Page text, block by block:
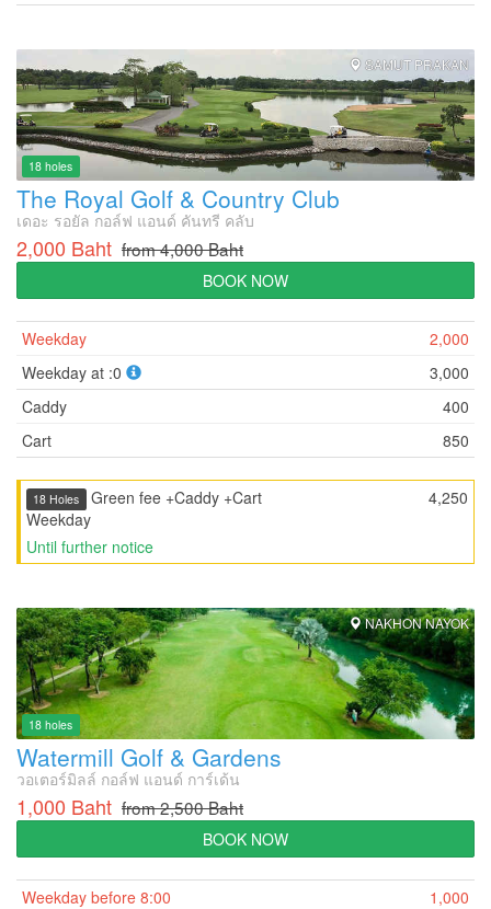
SAMUT PRAKAN
18 holes
The Royal Golf & Country Club
เดอะ รอยัล กอล์ฟ แอนด์ คันทรี คลับ
2,000 Baht from 4,000 Baht
BOOK NOW
Weekday
2,000
Weekday at :0
3,000
Caddy
400
Cart
850
4,250
18 Holes Green fee +Caddy +Cart
Weekday
Until further notice
NAKHON NAYOK
18 holes
Watermill Golf & Gardens
วอเตอร์มิลล์ กอล์ฟ แอนด์ การ์เด้น
1,000 Baht from 2,500 Baht
BOOK NOW
Weekday before 8:00
1,000